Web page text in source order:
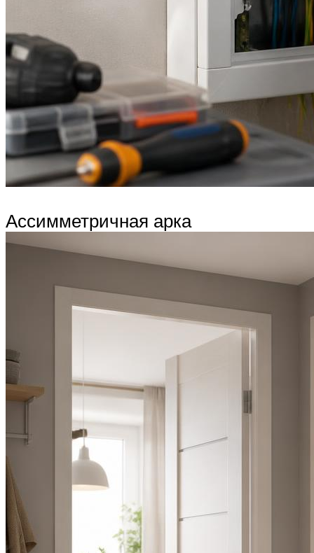
Ассимметричная арка